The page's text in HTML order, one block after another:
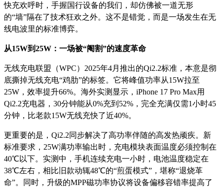
快充欢呼时，手握国行设备的我们，却仿佛被一道无形
的“墙”隔在了技术狂欢之外。这不是错觉，而是一场发生在无
线电波里的标准博弈。
从15W到25W：一场被“阉割”的速度革命
无线充电联盟（WPC）2025年4月推出的Qi2.2标准，本意是彻
底撕掉无线充电“鸡肋”的标签。它将峰值功率从15W拉至
25W，效率提升66%。海外实测显示，iPhone 17 Pro Max用
Qi2.2充电器，30分钟能从0%充到52%，完全充满仅需1小时45
分钟，比老款15W无线充快了近40%。
更重要的是，Qi2.2同步解决了高功率伴随的高发热顽疾。新
标准要求，25W满功率输出时，充电模块表面温度必须控制在
40℃以下。实测中，手机连续充电一小时，电池温度稳定在
38℃左右，相比旧款动辄48℃的“煎蛋模式”，堪称“退烧革
命”。同时，升级的MPP磁功率协议将设备偏移容错率提高了